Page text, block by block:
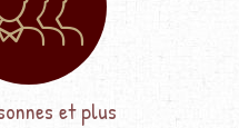
et plus